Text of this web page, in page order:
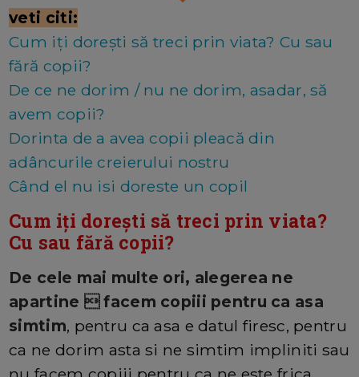
veti citi:
Cum iți dorești să treci prin viata? Cu sau
fără copii?
De ce ne dorim / nu ne dorim, asadar, să
avem copii?
Dorinta de a avea copii pleacă din
adâncurile creierului nostru
Când el nu isi doreste un copil
Cum iți dorești să treci prin viata?
Cu sau fără copii?
De cele mai multe ori, alegerea ne
apartine  facem copiii pentru ca asa
simtim, pentru ca asa e datul firesc, pentru
ca ne dorim asta si ne simtim impliniti sau